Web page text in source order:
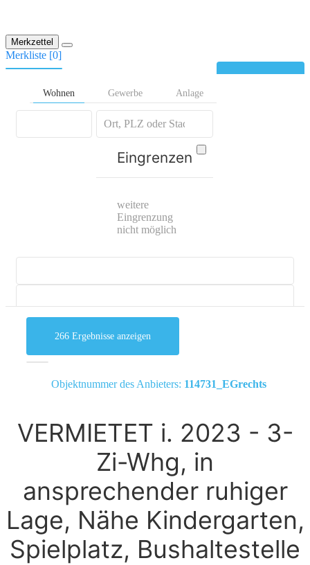
Merkzettel
Merkliste [0]
Wohnen
Gewerbe Anlage
Eingrenzen
weitere
Eingrenzung
nicht möglich
mehr Suchoptionen
266 Ergebnisse anzeigen
Objektnummer des Anbieters: 114731_EGrechts
VERMIETET i. 2023 - 3-
Zi-Whg, in
ansprechender ruhiger
Lage, Nähe Kindergarten,
Spielplatz, Bushaltestelle